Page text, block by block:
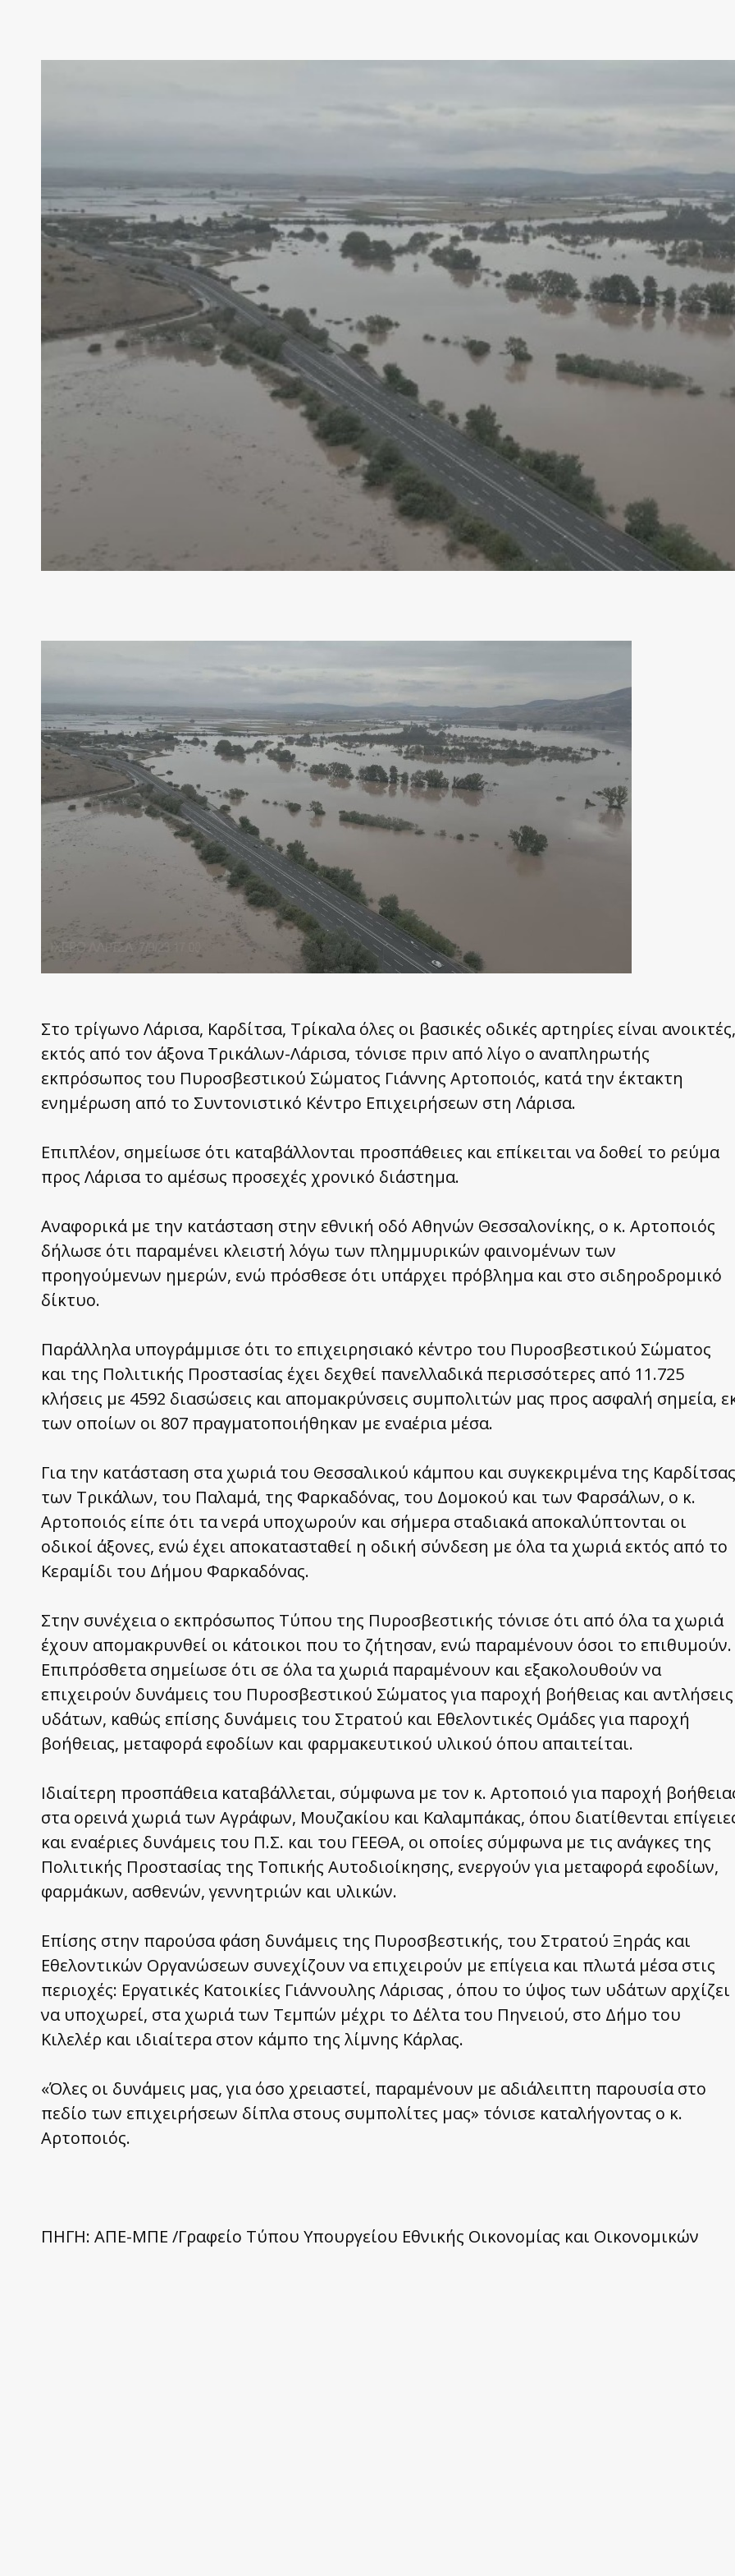
Στο τρίγωνο Λάρισα, Καρδίτσα, Τρίκαλα όλες οι βασικές οδικές αρτηρίες είναι ανοικτές,
εκτός από τον άξονα Τρικάλων-Λάρισα, τόνισε πριν από λίγο ο αναπληρωτής
εκπρόσωπος του Πυροσβεστικού Σώματος Γιάννης Αρτοποιός, κατά την έκτακτη
ενημέρωση από το Συντονιστικό Κέντρο Επιχειρήσεων στη Λάρισα.
Επιπλέον, σημείωσε ότι καταβάλλονται προσπάθειες και επίκειται να δοθεί το ρεύμα
προς Λάρισα το αμέσως προσεχές χρονικό διάστημα.
Αναφορικά με την κατάσταση στην εθνική οδό Αθηνών Θεσσαλονίκης, ο κ. Αρτοποιός
δήλωσε ότι παραμένει κλειστή λόγω των πλημμυρικών φαινομένων των
προηγούμενων ημερών, ενώ πρόσθεσε ότι υπάρχει πρόβλημα και στο σιδηροδρομικό
δίκτυο.
Παράλληλα υπογράμμισε ότι το επιχειρησιακό κέντρο του Πυροσβεστικού Σώματος
και της Πολιτικής Προστασίας έχει δεχθεί πανελλαδικά περισσότερες από 11.725
κλήσεις με 4592 διασώσεις και απομακρύνσεις συμπολιτών μας προς ασφαλή σημεία,
των οποίων οι 807 πραγματοποιήθηκαν με εναέρια μέσα.
Για την κατάσταση στα χωριά του Θεσσαλικού κάμπου και συγκεκριμένα της
των Τρικάλων, του Παλαμά, της Φαρκαδόνας, του Δομοκού και των Φαρσάλων, ο κ.
Αρτοποιός είπε ότι τα νερά υποχωρούν και σήμερα σταδιακά αποκαλύπτονται οι
οδικοί άξονες, ενώ έχει αποκατασταθεί η οδική σύνδεση με όλα τα χωριά εκτός από το
Κεραμίδι του Δήμου Φαρκαδόνας.
Στην συνέχεια ο εκπρόσωπος Τύπου της Πυροσβεστικής τόνισε ότι από όλα τα χωριά
έχουν απομακρυνθεί οι κάτοικοι που το ζήτησαν, ενώ παραμένουν όσοι το επιθυμούν.
Επιπρόσθετα σημείωσε ότι σε όλα τα χωριά παραμένουν και εξακολουθούν να
επιχειρούν δυνάμεις του Πυροσβεστικού Σώματος για παροχή βοήθειας και αντλήσεις
υδάτων, καθώς επίσης δυνάμεις του Στρατού και Εθελοντικές Ομάδες για παροχή
βοήθειας, μεταφορά εφοδίων και φαρμακευτικού υλικού όπου απαιτείται.
Ιδιαίτερη προσπάθεια καταβάλλεται, σύμφωνα με τον κ. Αρτοποιό για παροχή
στα ορεινά χωριά των Αγράφων, Μουζακίου και Καλαμπάκας, όπου διατίθενται
και εναέριες δυνάμεις του Π.Σ. και του ΓΕΕΘΑ, οι οποίες σύμφωνα με τις ανάγκες της
Πολιτικής Προστασίας της Τοπικής Αυτοδιοίκησης, ενεργούν για μεταφορά εφοδίων,
φαρμάκων, ασθενών, γεννητριών και υλικών.
Επίσης στην παρούσα φάση δυνάμεις της Πυροσβεστικής, του Στρατού Ξηράς και
Εθελοντικών Οργανώσεων συνεχίζουν να επιχειρούν με επίγεια και πλωτά μέσα στις
περιοχές: Εργατικές Κατοικίες Γιάννουλης Λάρισας , όπου το ύψος των υδάτων αρχίζει
να υποχωρεί, στα χωριά των Τεμπών μέχρι το Δέλτα του Πηνειού, στο Δήμο του
Κιλελέρ και ιδιαίτερα στον κάμπο της λίμνης Κάρλας.
«Όλες οι δυνάμεις μας, για όσο χρειαστεί, παραμένουν με αδιάλειπτη παρουσία στο
πεδίο των επιχειρήσεων δίπλα στους συμπολίτες μας» τόνισε καταλήγοντας ο κ.
Αρτοποιός.
ΠΗΓΗ: ΑΠΕ-ΜΠΕ /Γραφείο Τύπου Υπουργείου Εθνικής Οικονομίας και Οικονομικών